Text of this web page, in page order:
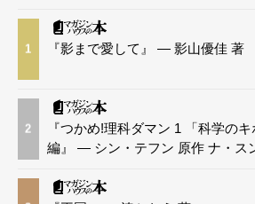
1 『影まで愛して』 — 影山優佳 著
2
『つかめ!理科ダマン 1 「科学の
編』 — シン・テフン 原作 ナ・ス